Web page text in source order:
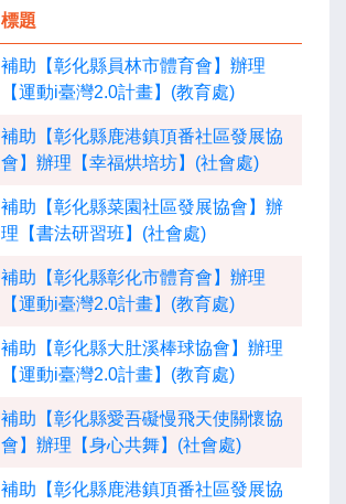
標題
補助【彰化縣員林市體育會】辦理
【運動i臺灣2.0計畫】(教育處)
補助【彰化縣鹿港鎮頂番社區發展協
會】辦理【幸福烘培坊】(社會處)
補助【彰化縣菜園社區發展協會】辦
理【書法研習班】(社會處)
補助【彰化縣彰化市體育會】辦理
【運動i臺灣2.0計畫】(教育處)
補助【彰化縣大肚溪棒球協會】辦理
【運動i臺灣2.0計畫】(教育處)
補助【彰化縣愛吾礙慢飛天使關懷協
會】辦理【身心共舞】(社會處)
補助【彰化縣鹿港鎮頂番社區發展協